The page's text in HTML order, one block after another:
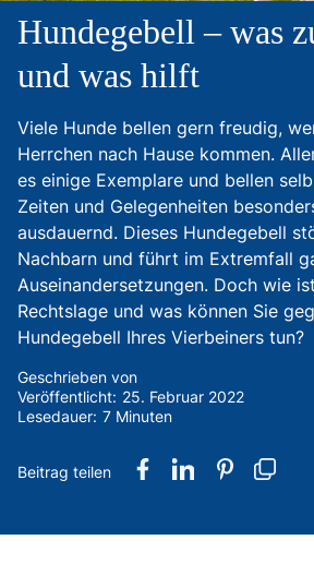
Hundegebell – was
und was hilft
Viele Hunde bellen gern freudig,
Herrchen nach Hause kommen.
es einige Exemplare und bellen
Zeiten und Gelegenheiten
ausdauernd. Dieses Hundegebell
Nachbarn und führt im Extremfall
Auseinandersetzungen. Doch wie
Rechtslage und was können Sie
Hundegebell Ihres Vierbeiners tun?
Geschrieben von
Veröffentlicht: 25. Februar 2022
Lesedauer: 7 Minuten